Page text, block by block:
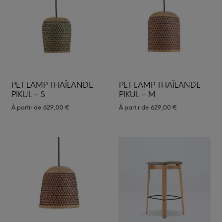
PET LAMP THAÏLANDE
PIKUL – S
À partir de 629,00 €
PET LAMP THAÏLANDE
PIKUL – M
À partir de 629,00 €